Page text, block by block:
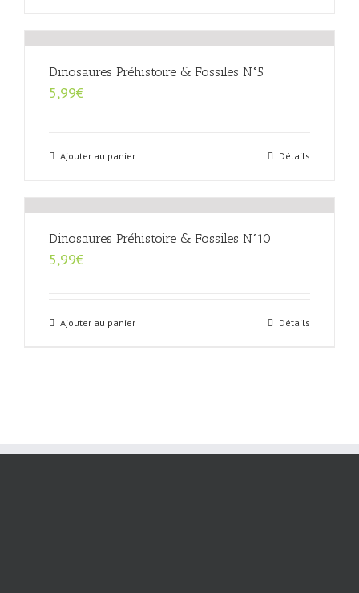
Dinosaures Préhistoire & Fossiles N°5
5,99€
Ajouter au panier Détails
Dinosaures Préhistoire & Fossiles N°10
5,99€
Ajouter au panier Détails